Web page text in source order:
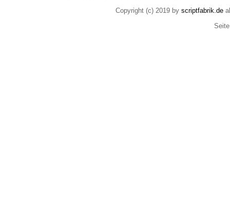
Copyright (c) 2019 by scriptfabrik.de